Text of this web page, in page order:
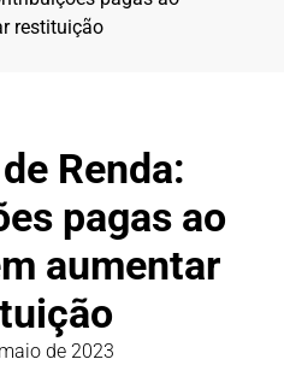
restituição
Renda:
pagas ao
aumentar
de 2023